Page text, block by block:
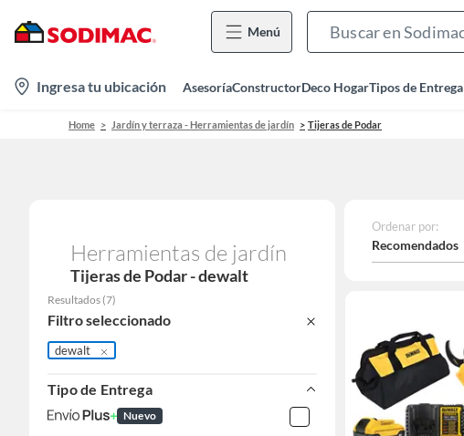
Menú
location-
icon
Ingresa tu ubicación AsesoríaConstructorDeco HogarTipos de Entrega
Home Jardín y terraza - Herramientas de jardín Tijeras de Podar
Herramientas de jardín
Tijeras de Podar - dewalt
Resultados (7)
Filtro seleccionado
dewalt
Tipo de Entrega
Nuevo
Ordenar por:
Recomendados